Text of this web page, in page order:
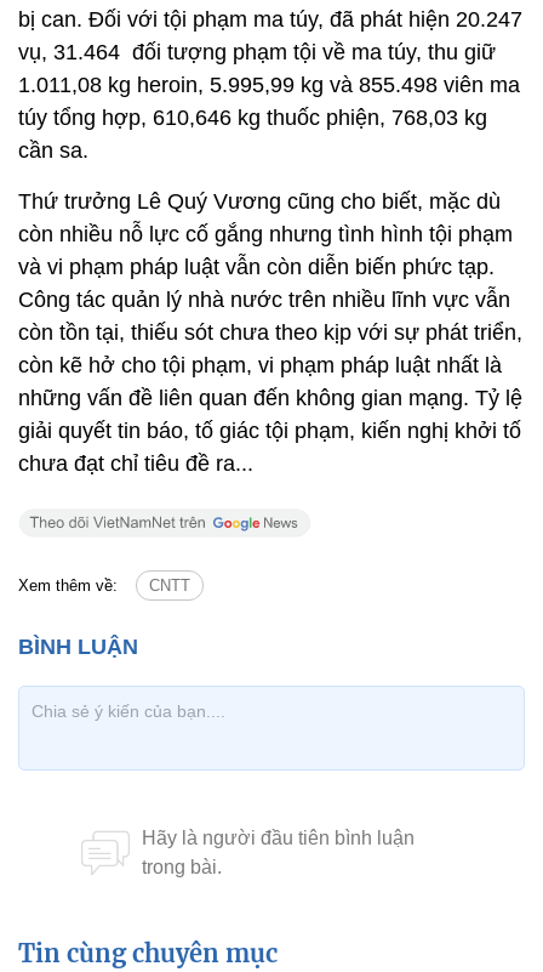
bị can. Đối với tội phạm ma túy, đã phát hiện 20.247
vụ, 31.464 đối tượng phạm tội về ma túy, thu giữ
1.011,08 kg heroin, 5.995,99 kg và 855.498 viên ma
túy tổng hợp, 610,646 kg thuốc phiện, 768,03 kg
cần sa.
Thứ trưởng Lê Quý Vương cũng cho biết, mặc dù
còn nhiều nỗ lực cố gắng nhưng tình hình tội phạm
và vi phạm pháp luật vẫn còn diễn biến phức tạp.
Công tác quản lý nhà nước trên nhiều lĩnh vực vẫn
còn tồn tại, thiếu sót chưa theo kịp với sự phát triển,
còn kẽ hở cho tội phạm, vi phạm pháp luật nhất là
những vấn đề liên quan đến không gian mạng. Tỷ lệ
giải quyết tin báo, tố giác tội phạm, kiến nghị khởi tố
chưa đạt chỉ tiêu đề ra...
Xem thêm về: CNTT
Tin cùng chuyên mục